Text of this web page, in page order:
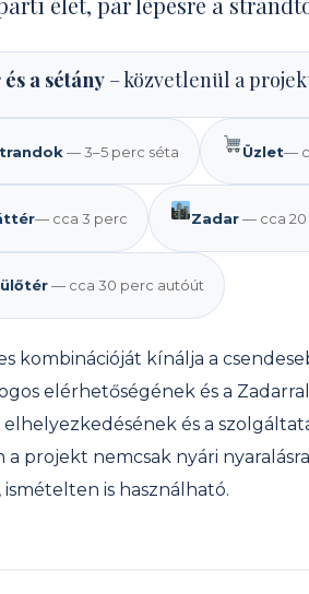
a sétány – közvetlenül a
— 3–5 perc séta Üzlet—
— cca 3 perc Zadar— cca 20
— cca 30 perc autóút
kombinációját kínálja a
elérhetőségének és a
és a
a projekt nemcsak nyári
ismételten is használható.